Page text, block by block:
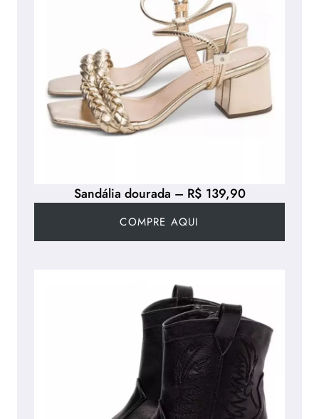
Sandália dourada – R$ 139,90
COMPRE AQUI